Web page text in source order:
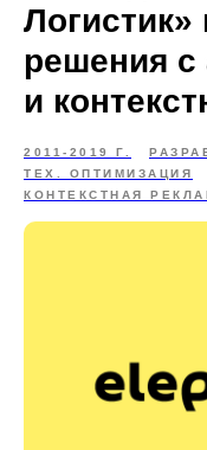
Логистик»
решения с
и
2011-2019 Г.
ТЕХ. ОПТИМИЗАЦИЯ
КОНТЕКСТНАЯ